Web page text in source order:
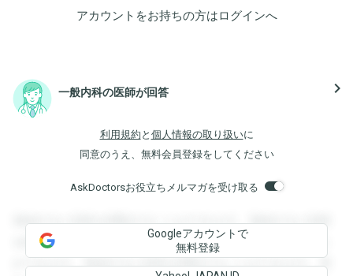
アカウントをお持ちの方はログインへ
一般内科の医師が回答 navigate_next
利用規約 と 個人情報の取り扱いに
同意のうえ、無料会員登録をしてください
AskDoctorsお役立ちメルマガを受け取る
登録すると回答を閲覧することができます。登録すると回答
を閲覧することができます。登録すると回答を閲覧すること
ができます。登録すると回答を閲覧することができます。登
Googleアカウントで
無料登録